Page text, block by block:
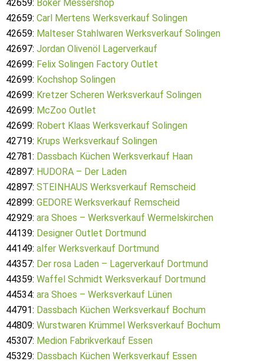
42659: Böker Messershop
42659: Carl Mertens Werksverkauf Solingen
42659: Malteser Stahlwaren Werksverkauf Solingen
42697: Jordan Olivenöl Lagerverkauf
42699: Felix Solingen Factory Outlet
42699: Kochshop Solingen
42699: Kretzer Scheren Werksverkauf Solingen
42699: McZoo Outlet
42699: Robert Klaas Werksverkauf Solingen
42719: Krups Werksverkauf Solingen
42781: Dassbach Küchen Werksverkauf Haan
42897: HUDORA – Der Laden
42897: STEINHAUS Werksverkauf Remscheid
42899: GEDORE Werksverkauf Remscheid
42929: ara Shoes – Werksverkauf Wermelskirchen
44139: Designer Outlet Dortmund
44149: alfer Werksverkauf Dortmund
44357: Der rosa Laden – Lagerverkauf Dortmund
44359: Waffel Schmidt Werksverkauf Dortmund
44534: ara Shoes – Werksverkauf Lünen
44791: Dassbach Küchen Werksverkauf Bochum
44809: Wurstwaren Krümmel Werksverkauf Bochum
45307: Medion Fabrikverkauf Essen
45329: Dassbach Küchen Werksverkauf Essen